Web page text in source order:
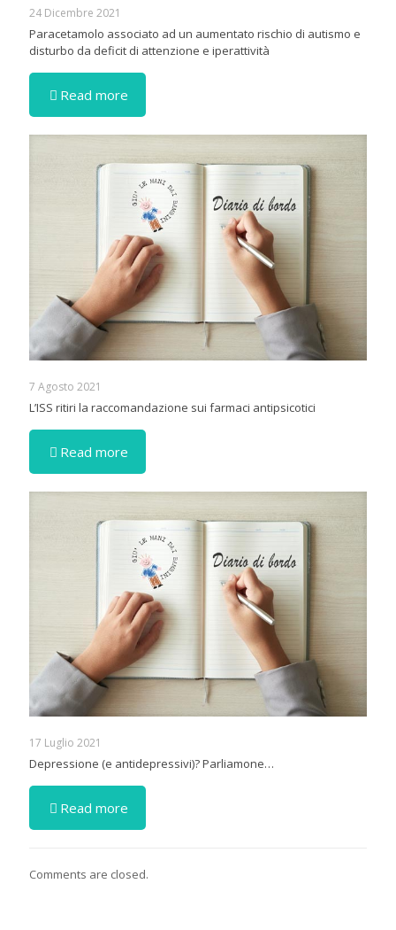
24 Dicembre 2021
Paracetamolo associato ad un aumentato rischio di autismo e
disturbo da deficit di attenzione e iperattività
Read more
7 Agosto 2021
L’ISS ritiri la raccomandazione sui farmaci antipsicotici
Read more
17 Luglio 2021
Depressione (e antidepressivi)? Parliamone…
Read more
Comments are closed.